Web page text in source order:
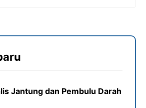
Jantung dan Pembulu Darah